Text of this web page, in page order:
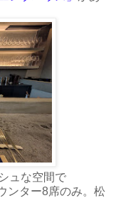
ュな空間で
ンター8席のみ。松